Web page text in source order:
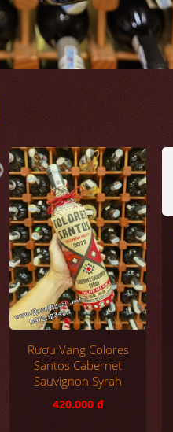
Rượu Vang Colores
Santos Cabernet
Sauvignon Syrah
420.000 đ